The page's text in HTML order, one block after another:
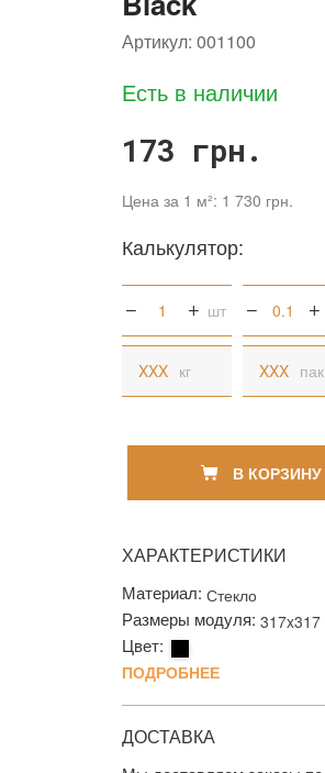
Артикул: 001100
Есть в наличии
173 грн.
Цена за 1 м²: 1 730 грн.
Калькулятор:
шт
кг пак
В КОРЗИНУ
ХАРАКТЕРИСТИКИ
Материал: Стекло
Размеры модуля:
Цвет:
ПОДРОБНЕЕ
ДОСТАВКА